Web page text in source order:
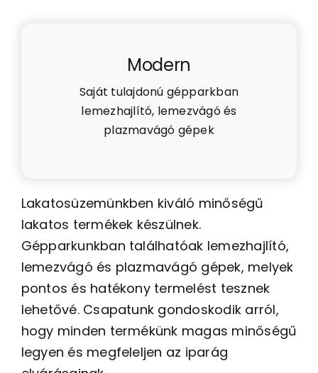
Modern
Saját tulajdonú gépparkban
lemezhajlító, lemezvágó és
plazmavágó gépek
Lakatosüzemünkben kiváló minőségű
lakatos termékek készülnek.
Gépparkunkban találhatóak lemezhajlító,
lemezvágó és plazmavágó gépek, melyek
pontos és hatékony termelést tesznek
lehetővé. Csapatunk gondoskodik arról,
hogy minden termékünk magas minőségű
legyen és megfeleljen az iparág